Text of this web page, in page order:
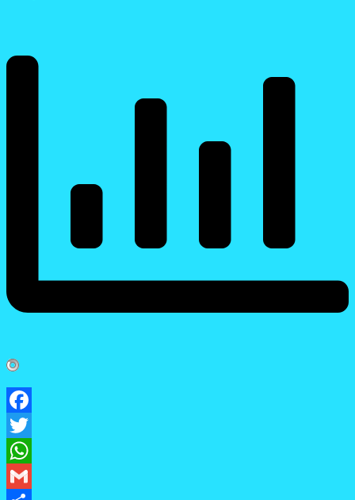
Facebook
Twitter
WhatsApp